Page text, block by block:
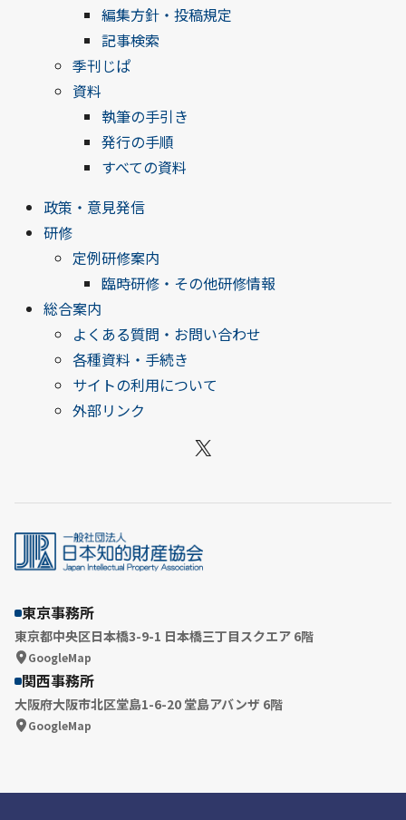
編集方針・投稿規定
記事検索
季刊じぱ
資料
執筆の手引き
発行の手順
すべての資料
政策・意見発信
研修
定例研修案内
臨時研修・その他研修情報
総合案内
よくある質問・お問い合わせ
各種資料・手続き
サイトの利用について
外部リンク
X
東京事務所
東京都中央区日本橋3-9-1 日本橋三丁目スクエア 6階
GoogleMap
関西事務所
大阪府大阪市北区堂島1-6-20 堂島アバンザ 6階
GoogleMap